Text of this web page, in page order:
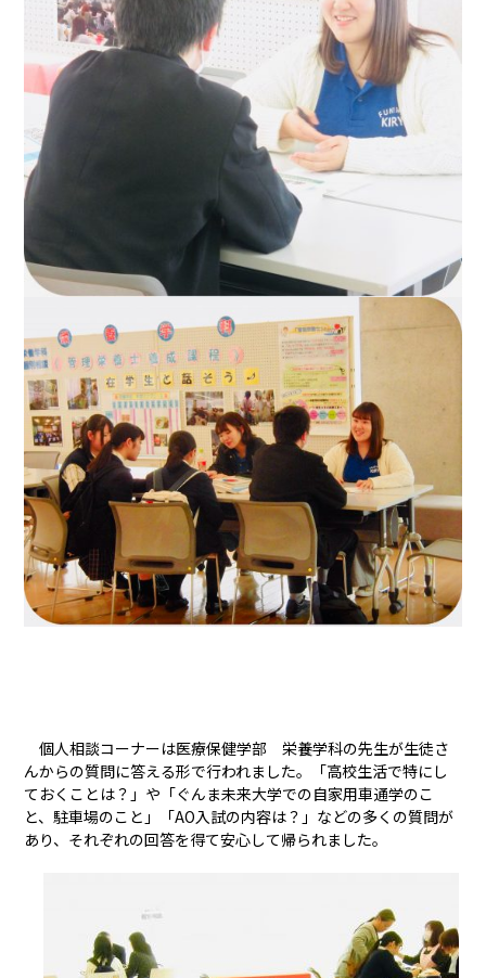
個人相談コーナーは医療保健学部 栄養学科の先生が生徒さ
んからの質問に答える形で行われました。「高校生活で特にし
ておくことは？」や「ぐんま未来大学での自家用車通学のこ
と、駐車場のこと」「AO入試の内容は？」などの多くの質問が
あり、それぞれの回答を得て安心して帰られました。